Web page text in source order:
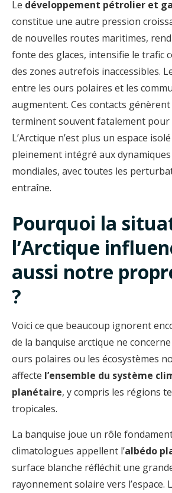
Le développement pétrolier et
constitue une autre pression
de nouvelles routes maritimes,
fonte des glaces, intensifie le trafic
des zones autrefois inaccessibles.
entre les ours polaires et les
augmentent. Ces contacts
terminent souvent fatalement pour
L’Arctique n’est plus un espace
pleinement intégré aux
mondiales, avec toutes les
entraîne.
Pourquoi la
l’Arctique
aussi notre
?
Voici ce que beaucoup ignorent
de la banquise arctique ne
ours polaires ou les écosystèmes
affecte l’ensemble du système
planétaire, y compris les régions
tropicales.
La banquise joue un rôle
climatologues appellent l’albédo
surface blanche réfléchit une
rayonnement solaire vers l’espace.